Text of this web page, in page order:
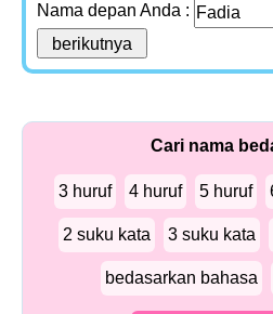
Nama depan Anda :
Cari nama
3 huruf 4 huruf 5 huruf
2 suku kata 3 suku kata
bedasarkan bahasa